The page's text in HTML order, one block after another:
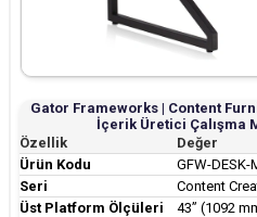
Gator Frameworks | Content
İçerik Üretici Çalışma
Özellik
Değer
Ürün Kodu
GFW-DESK-
Seri
Content
Üst Platform Ölçüleri
43” (1092